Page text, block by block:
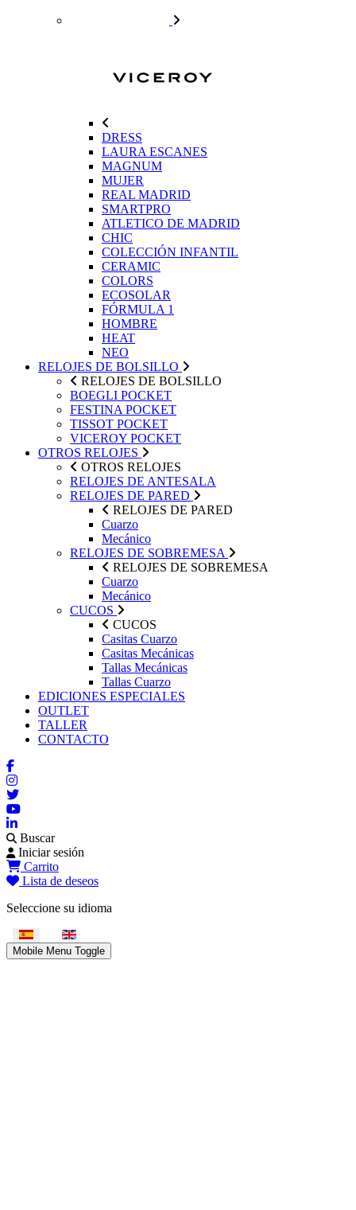
DRESS
LAURA ESCANES
MAGNUM
MUJER
REAL MADRID
SMARTPRO
ATLETICO DE MADRID
CHIC
COLECCIÓN INFANTIL
CERAMIC
COLORS
ECOSOLAR
FÓRMULA 1
HOMBRE
HEAT
NEO
RELOJES DE BOLSILLO
RELOJES DE BOLSILLO
BOEGLI POCKET
FESTINA POCKET
TISSOT POCKET
VICEROY POCKET
OTROS RELOJES
OTROS RELOJES
RELOJES DE ANTESALA
RELOJES DE PARED
RELOJES DE PARED
Cuarzo
Mecánico
RELOJES DE SOBREMESA
RELOJES DE SOBREMESA
Cuarzo
Mecánico
CUCOS
CUCOS
Casitas Cuarzo
Casitas Mecánicas
Tallas Mecánicas
Tallas Cuarzo
EDICIONES ESPECIALES
OUTLET
TALLER
CONTACTO
Buscar
Iniciar sesión
Carrito
Lista de deseos
Seleccione su idioma
Mobile Menu Toggle